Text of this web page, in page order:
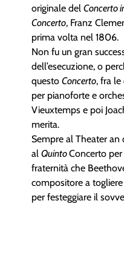
originale delConcerto
Concerto, Franz
prima volta nel 1806.
Non fu un gran
dell’esecuzione, o
questoConcerto, fra
per pianoforte e
Vieuxtemps e poi
merita.
Sempre al Theater an
alQuintoConcerto
fraternità che
compositore a
per festeggiare il